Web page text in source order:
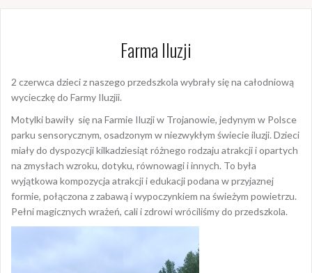
Farma Iluzji
2 czerwca dzieci z naszego przedszkola wybrały się na całodniową
wycieczkę do Farmy Iluzjii.
Motylki bawiły się na Farmie Iluzji w Trojanowie, jedynym w Polsce
parku sensorycznym, osadzonym w niezwykłym świecie iluzji. Dzieci
miały do dyspozycji kilkadziesiąt różnego rodzaju atrakcji i opartych
na zmysłach wzroku, dotyku, równowagi i innych. To była
wyjątkowa kompozycja atrakcji i edukacji podana w przyjaznej
formie, połączona z zabawą i wypoczynkiem na świeżym powietrzu.
Pełni magicznych wrażeń, cali i zdrowi wróciliśmy do przedszkola.